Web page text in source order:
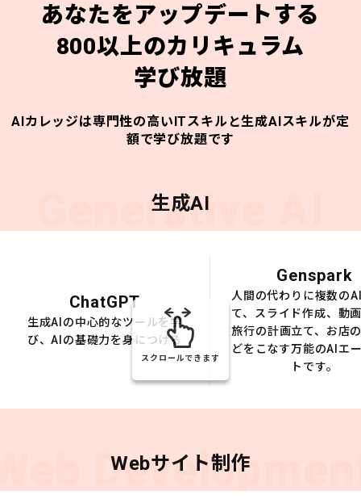
あなたをアップデートする
800以上のカリキュラム
学び放題
AIカレッジは専門性の高いITスキルと生成AIスキルが定
額で学び放題です
Generative AI
生成AI
ChatGPT
生成AIの中心的なツールを学
び、AIの基礎力を身につける
Genspark
人間の代わりに複数の
て、スライド作成、動
旅行の計画立て、お店
どをこなす万能のAIエ
トです。
スクロールできます
Webサイト制作